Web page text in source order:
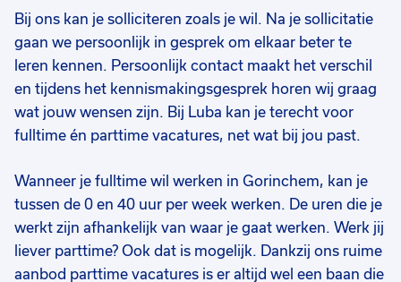
aan
favorieten
Allround
magazijnmedewerker
40 uur
Uitzicht op vast
€ 2610- € 2900 p.m.
Magazijnmedewerker
32 tot 40 uur
Uitzicht op vast
€ 15,42 p.u.
Bij ons kan je solliciteren zoals je wil. Na je sollicitatie
gaan we persoonlijk in gesprek om elkaar beter te
leren kennen. Persoonlijk contact maakt het verschil
en tijdens het kennismakingsgesprek horen wij graag
wat jouw wensen zijn. Bij Luba kan je terecht voor
fulltime én parttime vacatures, net wat bij jou past.
Wanneer je fulltime wil werken in Gorinchem, kan je
tussen de 0 en 40 uur per week werken. De uren die je
werkt zijn afhankelijk van waar je gaat werken. Werk jij
liever parttime? Ook dat is mogelijk. Dankzij ons ruime
aanbod parttime vacatures is er altijd wel een baan die